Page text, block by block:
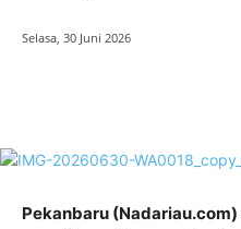
Selasa, 30 Juni 2026
Pekanbaru (Nadariau.com)